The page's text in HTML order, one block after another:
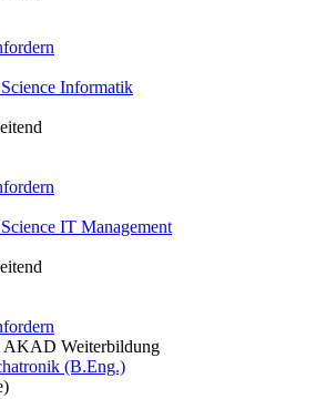
Informatik
IT Management
Weiterbildung
(B.Eng.)